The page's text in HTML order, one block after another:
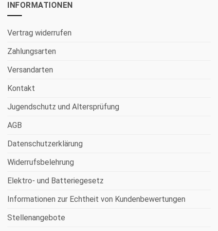
INFORMATIONEN
Vertrag widerrufen
Zahlungsarten
Versandarten
Kontakt
Jugendschutz und Altersprüfung
AGB
Datenschutzerklärung
Widerrufsbelehrung
Elektro- und Batteriegesetz
Informationen zur Echtheit von Kundenbewertungen
Stellenangebote